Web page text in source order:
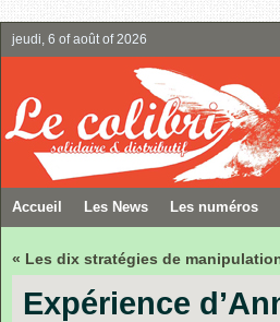
jeudi, 6 of août of 2026
Accueil Les News Les numéros
« Les dix stratégies de
Expérience